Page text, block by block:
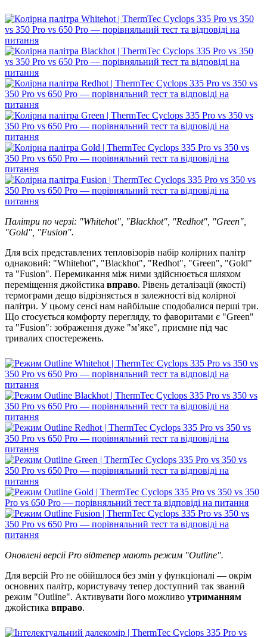
Палітри по черзі: "Whitehot", "Blackhot", "Redhot", "Green",
"Gold", "Fusion".
Для всіх представлених тепловізорів набір колірних палітр
однаковий: "Whitehot", "Blackhot", "Redhot", "Green", "Gold"
та "Fusion". Перемикання між ними здійснюється шляхом
переміщення джойстика вправо. Рівень деталізації (якості)
термограми дещо відрізняється в залежності від колірної
палітри. У цьому сенсі нам найбільше сподобалися перші три.
Що стосується комфорту перегляду, то фаворитами є "Green"
та "Fusion": зображення дуже "м’яке", приємне під час
тривалих спостережень.
Оновлені версії Pro відтепер мають режим "Outline".
Для версій Pro не обійшлося без змін у функціоналі — окрім
основних палітр, користувачу тепер доступний так званий
режим "Outline". Активувати його можливо утриманням
джойстика вправо.